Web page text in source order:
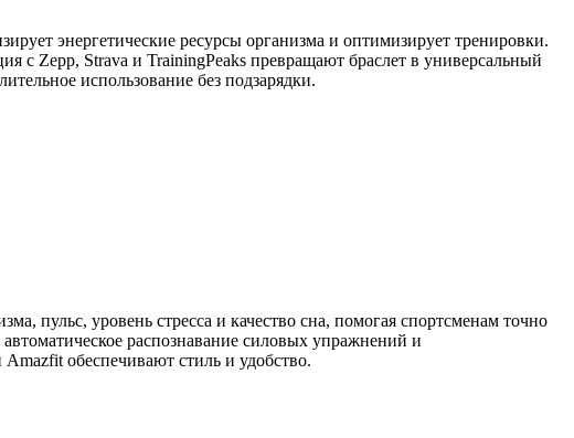
энергетические ресурсы организма и оптимизирует тренировки.
с Zepp, Strava и TrainingPeaks превращают браслет в универсальный
использование без подзарядки.
пульс, уровень стресса и качество сна, помогая спортсменам точно
распознавание силовых упражнений и
обеспечивают стиль и удобство.